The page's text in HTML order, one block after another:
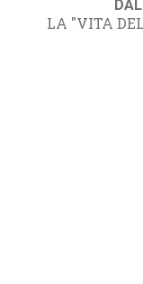
LA "VITA